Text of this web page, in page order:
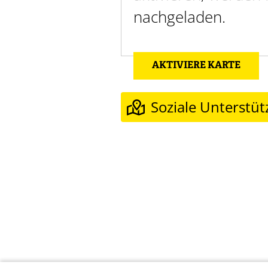
nachgeladen.
AKTIVIERE KARTE
Soziale